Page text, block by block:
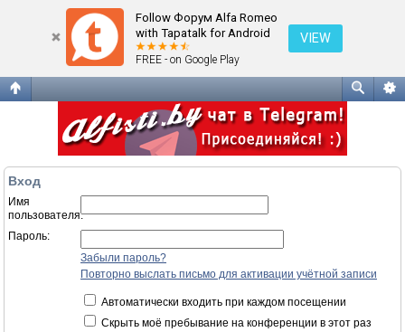
Follow Форум Alfa Romeo
with Tapatalk for Android
FREE - on Google Play
VIEW
Вход
Имя
пользователя:
Пароль:
Забыли пароль?
Повторно выслать письмо для активации учётной записи
Автоматически входить при каждом посещении
Скрыть моё пребывание на конференции в этот раз